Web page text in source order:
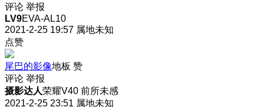
评论 举报
LV9EVA-AL10
2021-2-25 19:57 属地未知
点赞
尾巴的影像地板 赞
评论 举报
摄影达人荣耀V40 前所未感
2021-2-25 23:51 属地未知